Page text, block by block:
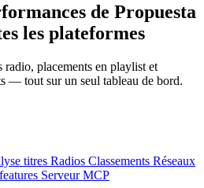
de Propuesta
les plateformes
radio, placements en playlist et
— tout sur un seul tableau de bord.
titres Radios Classements Réseaux
Serveur MCP